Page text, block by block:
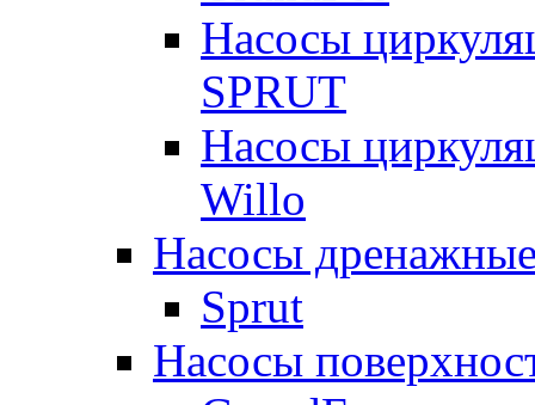
Насосы
SPRUT
Насосы
Willo
Насосы
Sprut
Насосы